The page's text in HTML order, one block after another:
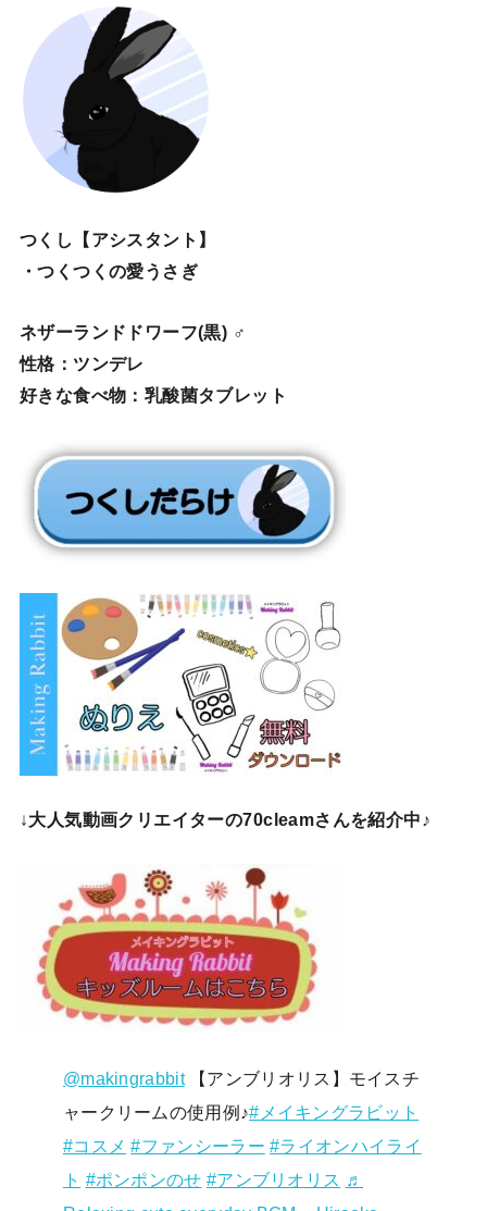
つくし【アシスタント】
・つくつくの愛うさぎ
ネザーランドドワーフ(黒) ♂
性格：ツンデレ
好きな食べ物：乳酸菌タブレット
↓大人気動画クリエイターの70cleamさんを紹介中♪
@makingrabbit【アンブリオリス】モイスチ
ャークリームの使用例♪#メイキングラビット
#コスメ #ファンシーラー #ライオンハイライ
ト #ポンポンのせ #アンブリオリス
♬